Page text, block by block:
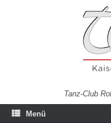
Tanz-Club
Menü